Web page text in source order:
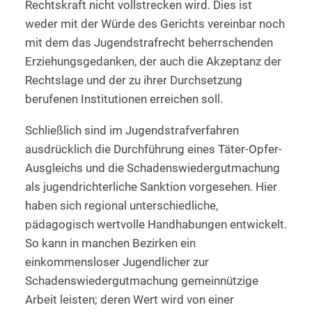
Rechtskraft nicht vollstrecken wird. Dies ist
weder mit der Würde des Gerichts vereinbar noch
mit dem das Jugendstrafrecht beherrschenden
Erziehungsgedanken, der auch die Akzeptanz der
Rechtslage und der zu ihrer Durchsetzung
berufenen Institutionen erreichen soll.
Schließlich sind im Jugendstrafverfahren
ausdrücklich die Durchführung eines Täter-Opfer-
Ausgleichs und die Schadenswiedergutmachung
als jugendrichterliche Sanktion vorgesehen. Hier
haben sich regional unterschiedliche,
pädagogisch wertvolle Handhabungen entwickelt.
So kann in manchen Bezirken ein
einkommensloser Jugendlicher zur
Schadenswiedergutmachung gemeinnützige
Arbeit leisten; deren Wert wird von einer